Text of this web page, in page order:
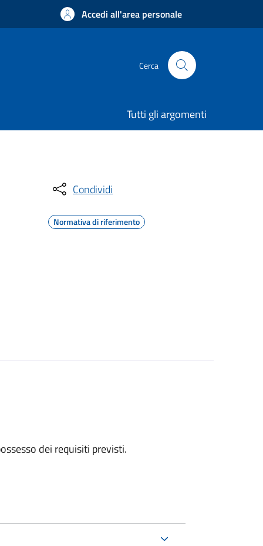
Accedi all'area personale
Cerca
Tutti gli argomenti
Condividi
Normativa di riferimento
dei requisiti previsti.